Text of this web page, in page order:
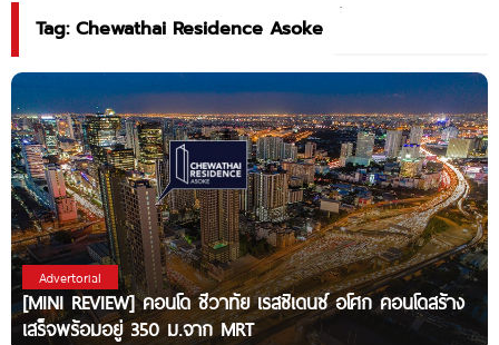
Tag: Chewathai Residence Asoke
Advertorial
[MINI REVIEW] คอนโด ชีวาทัย เรสซิเดนซ์ อโศก คอนโดสร้าง
เสร็จพร้อมอยู่ 350 ม.จาก MRT